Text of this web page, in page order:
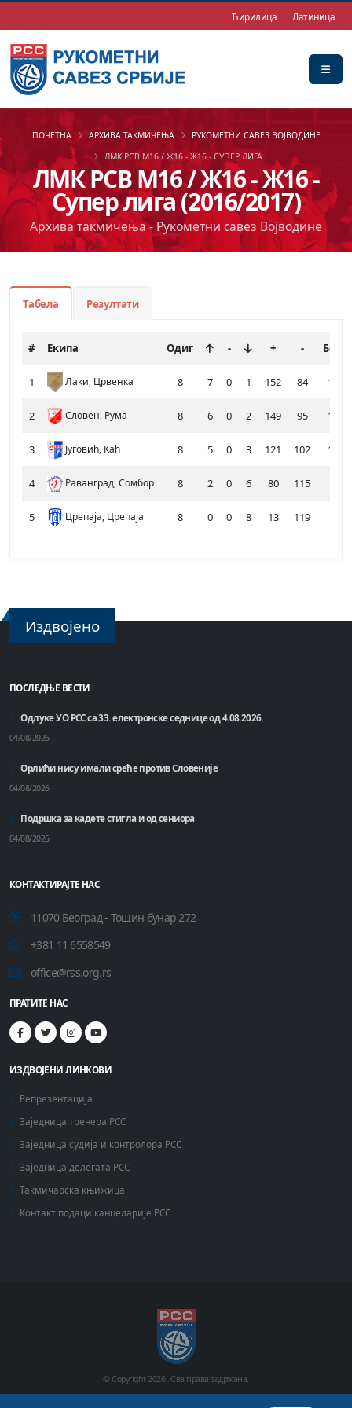
Ћирилица Латиница
ЛМК РСВ М16 / Ж16 - Ж16 -
Супер лига (2016/2017)
Архива такмичења - Рукометни савез Војводине
ПОЧЕТНА АРХИВА ТАКМИЧЕЊА
РУКОМЕТНИ САВЕЗ ВОЈВОДИНЕ
ЛМК РСВ М16 / Ж16 - Ж16 - СУПЕР ЛИГА
Табела Резултати
# Екипа Одиг - + - Бод
1 Лаки, Црвенка 8 7 0 1 152 84 14
2 Словен, Рума 8 6 0 2 149 95 12
3 Југовић, Каћ 8 5 0 3 121 102 10
4 Раванград, Сомбор 8 2 0 6 80 115
5 Црепаја, Црепаја 8 0 0 8 13 119
Издвојено
ПОСЛЕДЊЕ ВЕСТИ
Одлуке УО РСС са 33. електронске седнице од 4.08.2026.
04/08/2026
Орлићи нису имали среће против Словеније
04/08/2026
Подршка за кадете стигла и од сениора
04/08/2026
КОНТАКТИРАЈТЕ НАС
11070 Београд - Тошин бунар 272
+381 11 6558549
office@rss.org.rs
ПРАТИТЕ НАС
ИЗДВОЈЕНИ ЛИНКОВИ
Репрезентација
Заједница тренера РСС
Заједница судија и контролора РСС
Заједница делегата РСС
Такмичарска књижица
Контакт подаци канцеларије РСС
© Copyright2026 . Сва права задржана.